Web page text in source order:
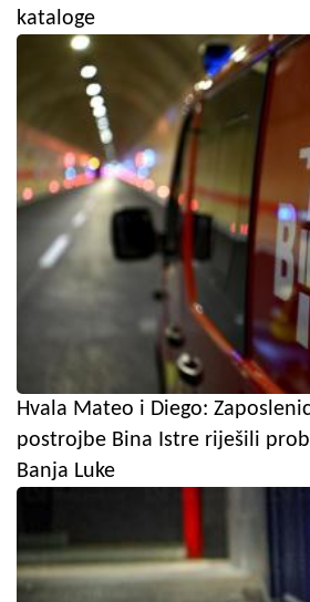
kataloge
Hvala Mateo i Diego:
postrojbe Bina Istre riješili
Banja Luke